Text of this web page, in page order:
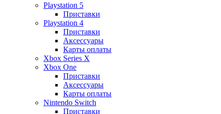
Playstation 5
Приставки
Playstation 4
Приставки
Аксессуары
Карты оплаты
Xbox Series X
Xbox One
Приставки
Аксессуары
Карты оплаты
Nintendo Switch
Приставки